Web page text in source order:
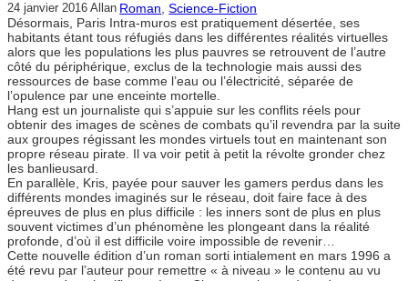
24 janvier 2016 Allan Roman, Science-Fiction
Désormais, Paris Intra-muros est pratiquement désertée, ses
habitants étant tous réfugiés dans les différentes réalités virtuelles
alors que les populations les plus pauvres se retrouvent de l’autre
côté du périphérique, exclus de la technologie mais aussi des
ressources de base comme l’eau ou l’électricité, séparée de
l’opulence par une enceinte mortelle.
Hang est un journaliste qui s’appuie sur les conflits réels pour
obtenir des images de scènes de combats qu’il revendra par la suite
aux groupes régissant les mondes virtuels tout en maintenant son
propre réseau pirate. Il va voir petit à petit la révolte gronder chez
les banlieusard.
En parallèle, Kris, payée pour sauver les gamers perdus dans les
différents mondes imaginés sur le réseau, doit faire face à des
épreuves de plus en plus difficile : les inners sont de plus en plus
souvent victimes d’un phénomène les plongeant dans la réalité
profonde, d’où il est difficile voire impossible de revenir…
Cette nouvelle édition d’un roman sorti intialement en mars 1996 a
été revu par l’auteur pour remettre « à niveau » le contenu au vu